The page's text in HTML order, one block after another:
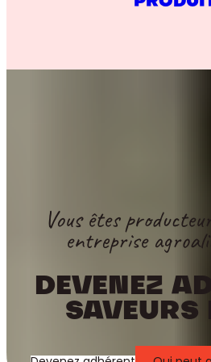
Vous êtes
entreprise
DEVENEZ
SAVEURS